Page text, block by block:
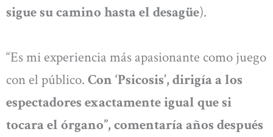
sigue su camino hasta el desagüe).
“Es mi experiencia más apasionante como juego
con el público. Con ‘Psicosis’, dirigía a los
espectadores exactamente igual que si
tocara el órgano”, comentaría años después